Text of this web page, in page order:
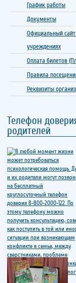
График работы
Документы
Официальный
учреждениях
Оплата билетов
Правила
Реквизиты
Телефон
родителей